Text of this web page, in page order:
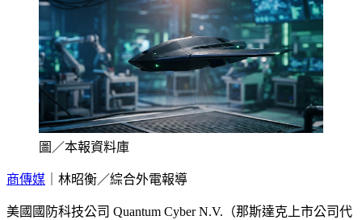
圖／本報資料庫
商傳媒 ｜林昭衡／綜合外電報導
美國國防科技公司 Quantum Cyber N.V.（那斯達克上市公司代